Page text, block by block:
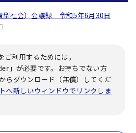
型社会）会議録 令和5年6月30日
利用するためには，
」が必要です。お持ちでない方
らダウンロード（無償）してくだ
へ新しいウィンドウでリンクしま